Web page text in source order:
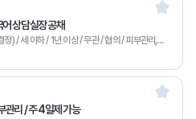
상담실장 공채
연봉 3,000만원~10,000만원 (면접 후 결정) / 세 이하 / 1년 이상 / 무관 / 협의 / 피부관리,미용/영업,기타
관리 / 주 4일제 가능